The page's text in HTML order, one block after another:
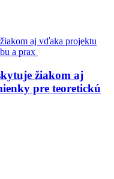
žiakom aj
pre teoretickú